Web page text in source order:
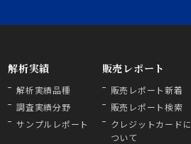
解析実績
解析実績品種
調査実績分野
サンプルレポート
販売レポート
販売レポート新着
販売レポート検索
クレジットカードに
ついて